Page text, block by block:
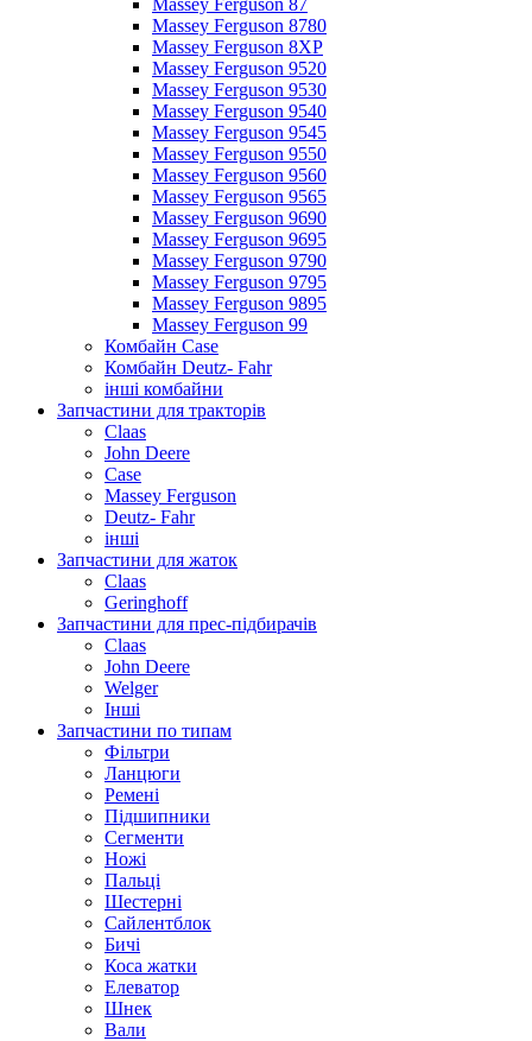
Massey Ferguson 87
Massey Ferguson 8780
Massey Ferguson 8XP
Massey Ferguson 9520
Massey Ferguson 9530
Massey Ferguson 9540
Massey Ferguson 9545
Massey Ferguson 9550
Massey Ferguson 9560
Massey Ferguson 9565
Massey Ferguson 9690
Massey Ferguson 9695
Massey Ferguson 9790
Massey Ferguson 9795
Massey Ferguson 9895
Massey Ferguson 99
Комбайн Case
Комбайн Deutz- Fahr
інші комбайни
Запчастини для тракторів
Claas
John Deere
Case
Massey Ferguson
Deutz- Fahr
інші
Запчастини для жаток
Claas
Geringhoff
Запчастини для прес-підбирачів
Claas
John Deere
Welger
Інші
Запчастини по типам
Фільтри
Ланцюги
Ремені
Підшипники
Сегменти
Ножі
Пальці
Шестерні
Сайлентблок
Бичі
Коса жатки
Елеватор
Шнек
Вали